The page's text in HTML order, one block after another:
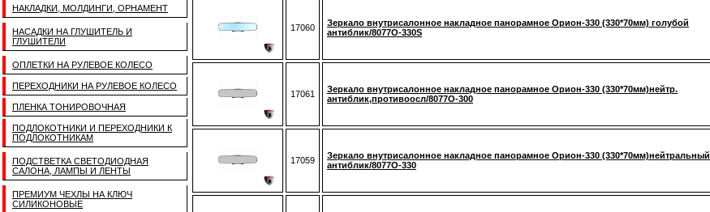
НАКЛАДКИ, МОЛДИНГИ, ОРНАМЕНТ
НАСАДКИ НА ГЛУШИТЕЛЬ И
ГЛУШИТЕЛИ
ОПЛЕТКИ НА РУЛЕВОЕ КОЛЕСО
ПЕРЕХОДНИКИ НА РУЛЕВОЕ КОЛЕСО
ПЛЕНКА ТОНИРОВОЧНАЯ
ПОДЛОКОТНИКИ И ПЕРЕХОДНИКИ К
ПОДЛОКОТНИКАМ
ПОДСТВЕТКА СВЕТОДИОДНАЯ
САЛОНА, ЛАМПЫ И ЛЕНТЫ
ПРЕМИУМ ЧЕХЛЫ НА КЛЮЧ
СИЛИКОНОВЫЕ
17060
Зеркало внутрисалонное накладное панорамное Орион-330 (330*70мм) голубой
антиблик/8077О-330S
17061
Зеркало внутрисалонное накладное панорамное Орион-330 (330*70мм)нейтр.
антиблик,противоосл/8077О-300
17059
Зеркало внутрисалонное накладное панорамное Орион-330 (330*70мм)нейтральный
антиблик/8077О-330